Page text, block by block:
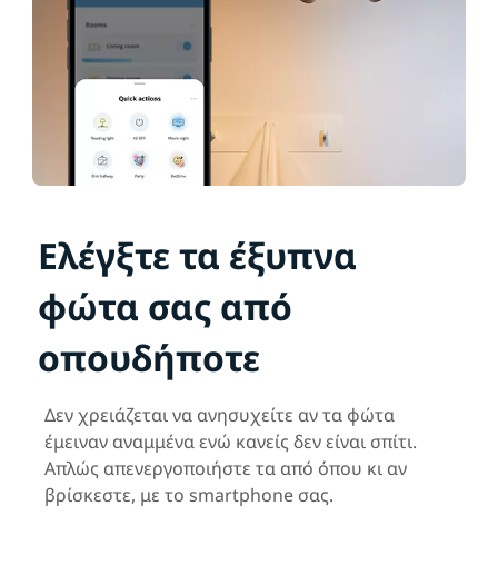
Ελέγξτε τα έξυπνα
φώτα σας από
οπουδήποτε
Δεν χρειάζεται να ανησυχείτε αν τα φώτα
έμειναν αναμμένα ενώ κανείς δεν είναι σπίτι.
Απλώς απενεργοποιήστε τα από όπου κι αν
βρίσκεστε, με το smartphone σας.